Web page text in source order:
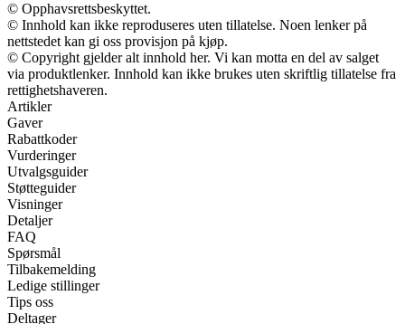
© Opphavsrettsbeskyttet.
© Innhold kan ikke reproduseres uten tillatelse. Noen lenker på
nettstedet kan gi oss provisjon på kjøp.
© Copyright gjelder alt innhold her. Vi kan motta en del av salget
via produktlenker. Innhold kan ikke brukes uten skriftlig tillatelse fra
rettighetshaveren.
Artikler
Gaver
Rabattkoder
Vurderinger
Utvalgsguider
Støtteguider
Visninger
Detaljer
FAQ
Spørsmål
Tilbakemelding
Ledige stillinger
Tips oss
Deltager